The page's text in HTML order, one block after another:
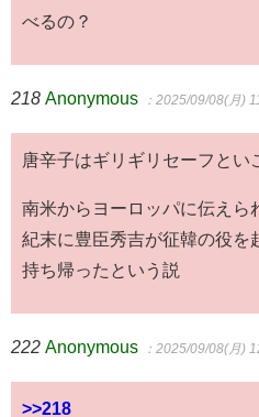
べるの？
218 Anonymous ：2025/09/08(月)
唐辛子はギリギリセーフとい
南米からヨーロッパに伝えら
紀末に豊臣秀吉が征韓の役を
持ち帰ったという説
222 Anonymous ：2025/09/08(月)
>>218